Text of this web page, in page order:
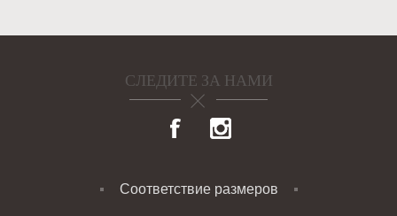
СЛЕДИТЕ ЗА НАМИ
Соответствие размеров